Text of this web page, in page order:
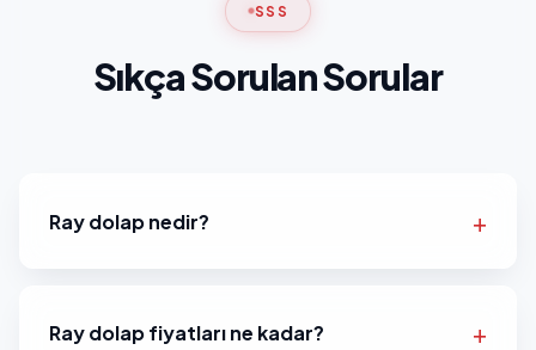
SSS
Sıkça Sorulan Sorular
Ray dolap nedir?
Ray dolap fiyatları ne kadar?